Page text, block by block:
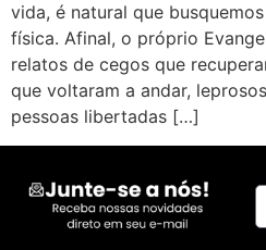
vida, é natural que
física. Afinal, o próprio
relatos de cegos que
que voltaram a andar,
pessoas libertadas […]